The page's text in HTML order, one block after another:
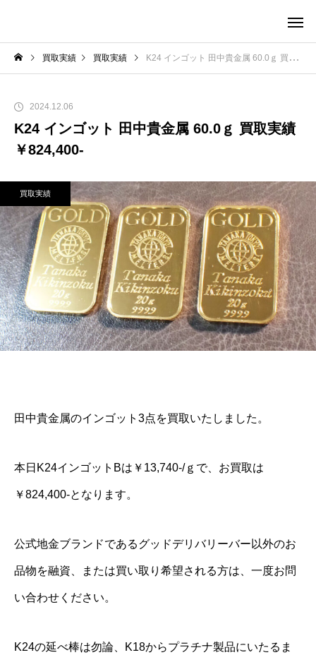
買取実績 買取実績 K24 インゴット 田中貴金属 60.0ｇ 買取実績￥824,400-
2024.12.06
K24 インゴット 田中貴金属 60.0ｇ 買取実績
￥824,400-
買取実績
田中貴金属のインゴット3点を買取いたしました。
本日K24インゴットBは￥13,740-/ｇで、お買取は
￥824,400-となります。
公式地金ブランドであるグッドデリバリーバー以外のお
品物を融資、または買い取り希望される方は、一度お問
い合わせください。
K24の延べ棒は勿論、K18からプラチナ製品にいたるま